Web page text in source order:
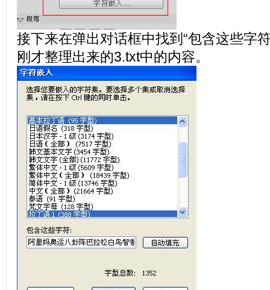
接下来在弹出对话框中找到“包含这些字
刚才整理出来的3.txt中的内容。